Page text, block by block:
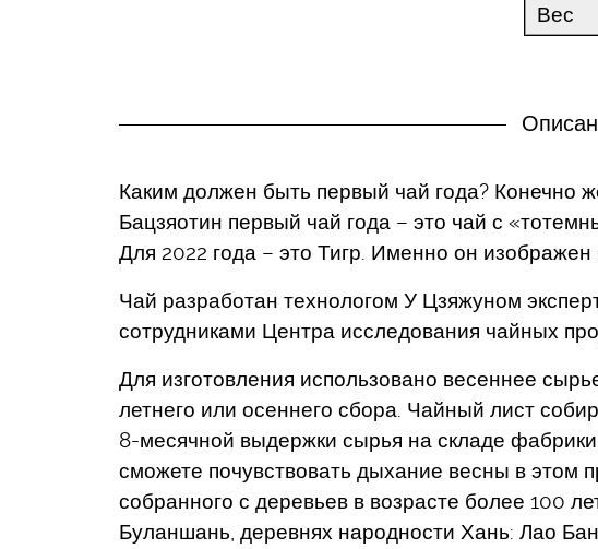
Вес
Каким должен быть первый чай года? Конечно
Бацзяотин первый чай года – это чай с
Для 2022 года – это Тигр. Именно он изображен
Чай разработан технологом У Цзяжуном
сотрудниками Центра исследования чайных
Для изготовления использовано весеннее
летнего или осеннего сбора. Чайный лист
8-месячной выдержки сырья на складе
сможете почувствовать дыхание весны в этом
собранного с деревьев в возрасте более 100
Буланшань, деревнях народности Хань: Лао